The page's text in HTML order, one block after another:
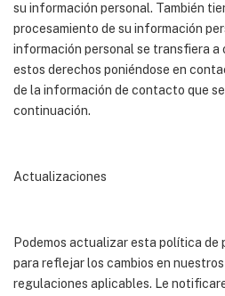
su información personal. También
procesamiento de su información
información personal se transfiera
estos derechos poniéndose en
de la información de contacto que
continuación.
Actualizaciones
Podemos actualizar esta política de
para reflejar los cambios en
regulaciones aplicables. Le